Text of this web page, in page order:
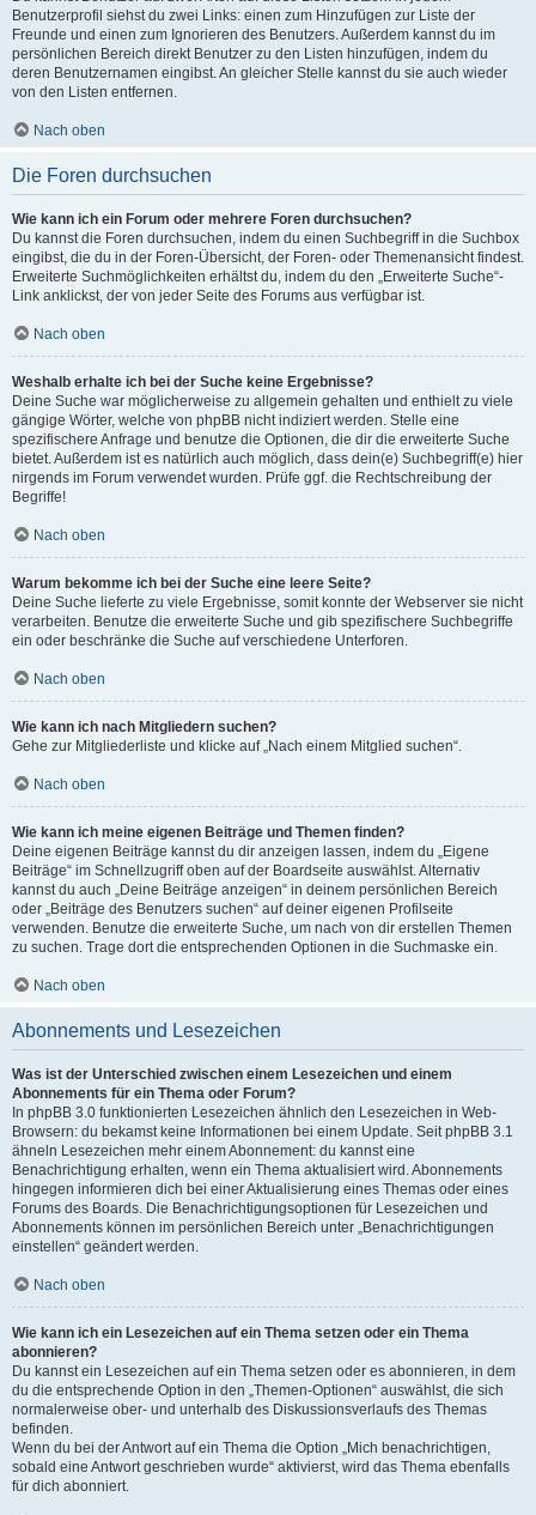
Benutzerprofil siehst du zwei Links: einen zum Hinzufügen zur Liste der
Freunde und einen zum Ignorieren des Benutzers. Außerdem kannst du im
persönlichen Bereich direkt Benutzer zu den Listen hinzufügen, indem du
deren Benutzernamen eingibst. An gleicher Stelle kannst du sie auch wieder
von den Listen entfernen.
Nach oben
Die Foren durchsuchen
Wie kann ich ein Forum oder mehrere Foren durchsuchen?
Du kannst die Foren durchsuchen, indem du einen Suchbegriff in die Suchbox
eingibst, die du in der Foren-Übersicht, der Foren- oder Themenansicht findest.
Erweiterte Suchmöglichkeiten erhältst du, indem du den „Erweiterte Suche“-
Link anklickst, der von jeder Seite des Forums aus verfügbar ist.
Nach oben
Weshalb erhalte ich bei der Suche keine Ergebnisse?
Deine Suche war möglicherweise zu allgemein gehalten und enthielt zu viele
gängige Wörter, welche von phpBB nicht indiziert werden. Stelle eine
spezifischere Anfrage und benutze die Optionen, die dir die erweiterte Suche
bietet. Außerdem ist es natürlich auch möglich, dass dein(e) Suchbegriff(e) hier
nirgends im Forum verwendet wurden. Prüfe ggf. die Rechtschreibung der
Begriffe!
Nach oben
Warum bekomme ich bei der Suche eine leere Seite?
Deine Suche lieferte zu viele Ergebnisse, somit konnte der Webserver sie nicht
verarbeiten. Benutze die erweiterte Suche und gib spezifischere Suchbegriffe
ein oder beschränke die Suche auf verschiedene Unterforen.
Nach oben
Wie kann ich nach Mitgliedern suchen?
Gehe zur Mitgliederliste und klicke auf „Nach einem Mitglied suchen“.
Nach oben
Wie kann ich meine eigenen Beiträge und Themen finden?
Deine eigenen Beiträge kannst du dir anzeigen lassen, indem du „Eigene
Beiträge“ im Schnellzugriff oben auf der Boardseite auswählst. Alternativ
kannst du auch „Deine Beiträge anzeigen“ in deinem persönlichen Bereich
oder „Beiträge des Benutzers suchen“ auf deiner eigenen Profilseite
verwenden. Benutze die erweiterte Suche, um nach von dir erstellen Themen
zu suchen. Trage dort die entsprechenden Optionen in die Suchmaske ein.
Nach oben
Abonnements und Lesezeichen
Was ist der Unterschied zwischen einem Lesezeichen und einem
Abonnements für ein Thema oder Forum?
In phpBB 3.0 funktionierten Lesezeichen ähnlich den Lesezeichen in Web-
Browsern: du bekamst keine Informationen bei einem Update. Seit phpBB 3.1
ähneln Lesezeichen mehr einem Abonnement: du kannst eine
Benachrichtigung erhalten, wenn ein Thema aktualisiert wird. Abonnements
hingegen informieren dich bei einer Aktualisierung eines Themas oder eines
Forums des Boards. Die Benachrichtigungsoptionen für Lesezeichen und
Abonnements können im persönlichen Bereich unter „Benachrichtigungen
einstellen“ geändert werden.
Nach oben
Wie kann ich ein Lesezeichen auf ein Thema setzen oder ein Thema
abonnieren?
Du kannst ein Lesezeichen auf ein Thema setzen oder es abonnieren, in dem
du die entsprechende Option in den „Themen-Optionen“ auswählst, die sich
normalerweise ober- und unterhalb des Diskussionsverlaufs des Themas
befinden.
Wenn du bei der Antwort auf ein Thema die Option „Mich benachrichtigen,
sobald eine Antwort geschrieben wurde“ aktivierst, wird das Thema ebenfalls
für dich abonniert.